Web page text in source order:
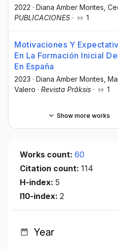
2022 · Diana Amber Montes ,
PUBLICACIONES · 1
Motivaciones Y
En La Formación Inicial
En España
2023 · Diana Amber Montes ,
Valero · Revista Prâksis · 1
Show more works
Works count: 60
Citation count: 114
H-index: 5
I10-index: 2
Year